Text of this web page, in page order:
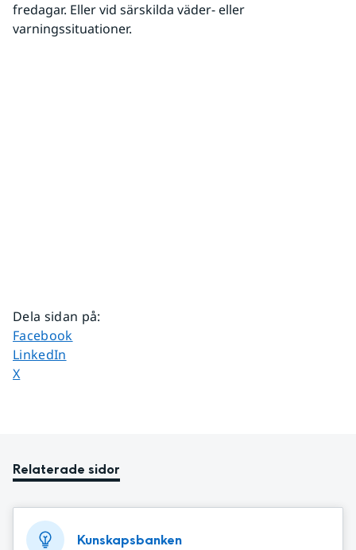
fredagar. Eller vid särskilda väder- eller
varningssituationer.
Dela sidan på:
Dela sidan på
Facebook
Dela sidan på
LinkedIn
Dela sidan på
X
Relaterade sidor
Kunskapsbanken